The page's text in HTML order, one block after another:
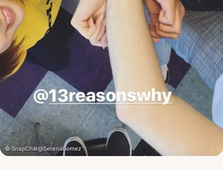
© SnapChat@SelenaGomez